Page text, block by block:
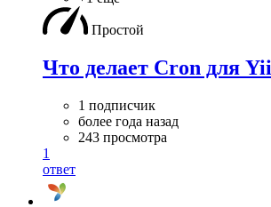
Простой
Что делает Cron для
1 подписчик
более года назад
243 просмотра
1
ответ